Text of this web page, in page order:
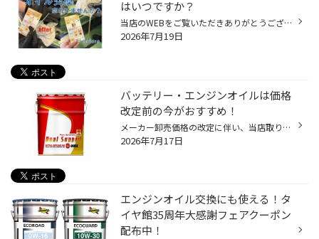
はいつですか？
当店のWEBをご覧いただきありがとうございます！ 今回はオイルをご紹介させていただきます。 人の体でいうと血液のような役割をするエンジンオイル。 ・ エンジンを守る・ 燃費の悪化を防ぐ・ スムーズな走行をサポート 交換時期を過ぎると汚れが溜まり、本来の性能を発揮できなくなることもありま...
2026年7月19日
バッテリー・エンジンオイルは価格
改定前の今がおすすめ！
メーカー卸売価格の改定に伴い、当店取り扱いの一部のバッテリー・エンジンオイルの価格改定を 8/1より随時実施させていただきます。 現状の価格改定前の価格での対応については、各製品の値上がり前日までの作業実施が対象となっております。 夏休みでお出かけ予定の方やそろそろ交換時期を迎えて...
2026年7月17日
エンジンオイル交換にも使える！タ
イヤ館35周年大感謝フェアクーポン
配布中！